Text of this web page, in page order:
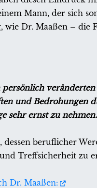
Mann, der sich
wie Dr. Maaßen – die
und
sehr ernst zu
beruflicher
Treffsicherheit zu
Dr. Maaßen: